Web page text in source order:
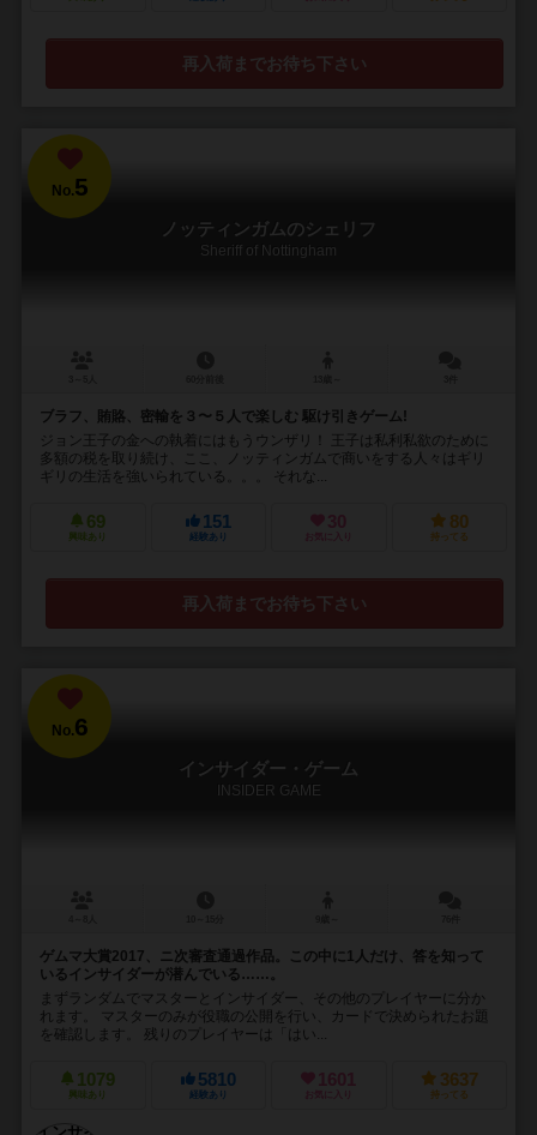
再入荷までお待ち下さい
No.5
ノッティンガムのシェリフ
Sheriff of Nottingham
ブラフ、賄賂、密輸を３〜５人で楽しむ 駆け引きゲーム!
ジョン王子の金への執着にはもうウンザリ！ 王子は私利私欲のために
多額の税を取り続け、ここ、ノッティンガムで商いをする人々はギリ
ギリの生活を強いられている。。。 それな...
69
興味あり
151
経験あり
30
お気に入り
80
持ってる
再入荷までお待ち下さい
No.6
インサイダー・ゲーム
INSIDER GAME
ゲムマ大賞2017、ニ次審査通過作品。この中に1人だけ、答を知って
いるインサイダーが潜んでいる……。
まずランダムでマスターとインサイダー、その他のプレイヤーに分か
れます。 マスターのみが役職の公開を行い、カードで決められたお題
を確認します。 残りのプレイヤーは「はい...
1079
興味あり
5810
経験あり
1601
お気に入り
3637
持ってる